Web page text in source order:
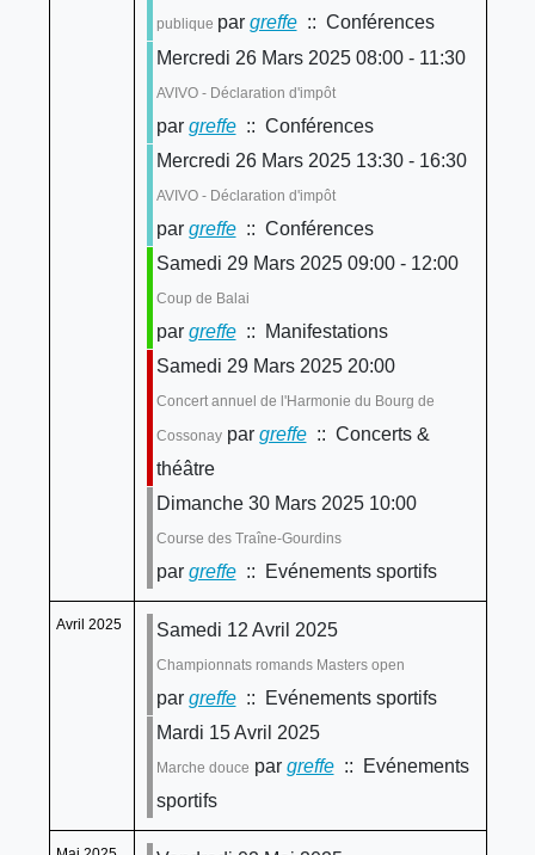
publique par greffe:: Conférences
Mercredi 26 Mars 2025 08:00 - 11:30
AVIVO - Déclaration d'impôt
par greffe:: Conférences
Mercredi 26 Mars 2025 13:30 - 16:30
AVIVO - Déclaration d'impôt
par greffe:: Conférences
Samedi 29 Mars 2025 09:00 - 12:00
Coup de Balai
par greffe:: Manifestations
Samedi 29 Mars 2025 20:00
Concert annuel de l'Harmonie du Bourg de
Cossonaypar greffe:: Concerts &
théâtre
Dimanche 30 Mars 2025 10:00
Course des Traîne-Gourdins
par greffe:: Evénements sportifs
Avril 2025 Samedi 12 Avril 2025
Championnats romands Masters open
par greffe:: Evénements sportifs
Mardi 15 Avril 2025
Marche douce par greffe:: Evénements
sportifs